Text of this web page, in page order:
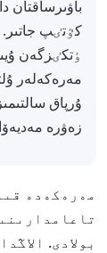
باۋىرساقتان
كٷتٸپ جاتىر.
ٶتكٸزگەن
مەرەكەلەر
ۇرپاق
زەۋرە
مەرەكەدە
بولادى.